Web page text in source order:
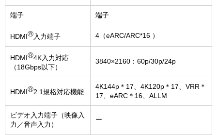
端子 端子
HDMIⓇ 入力端子 4（eARC/ARC*16 ）
HDMIⓇ4K入力対応
（18Gbps以下）
3840×2160：60p/30p/24p
HDMIⓇ2.1規格対応機能
4K144p＊17、4K120p＊17、VRR＊
17、eARC＊16、ALLM
ビデオ入力端子（映像入
力／音声入力）
ー